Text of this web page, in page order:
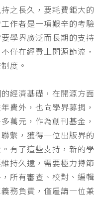
之長久，要耗費鉅大
作者是一項艱辛的考
學界廣泛而長期的支
僅在經費上開源節流
度。
經濟基礎，在開源方
費外，也向學界募捐
萬元，作為創刊基金
繫，獲得一位出版界
有了這些支持，新的
持久遠，需要極力撙
所有審查、校對、編
務負責，僅雇請一位